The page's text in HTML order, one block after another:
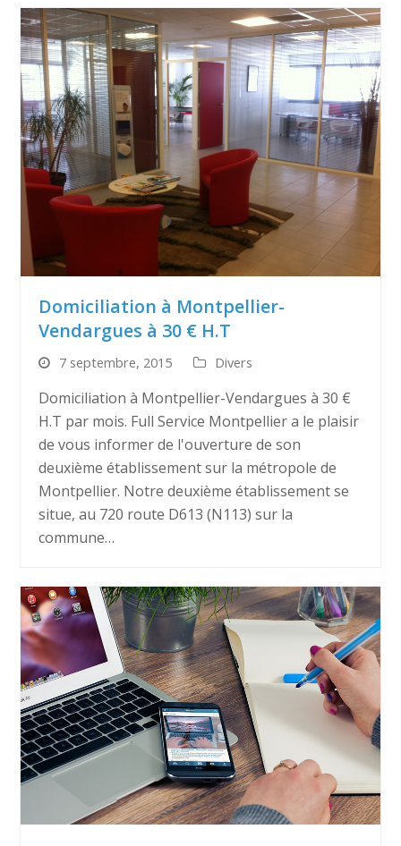
Domiciliation à Montpellier-
Vendargues à 30 € H.T
7 septembre, 2015 Divers
Domiciliation à Montpellier-Vendargues à 30 €
H.T par mois. Full Service Montpellier a le plaisir
de vous informer de l'ouverture de son
deuxième établissement sur la métropole de
Montpellier. Notre deuxième établissement se
situe, au 720 route D613 (N113) sur la
commune…